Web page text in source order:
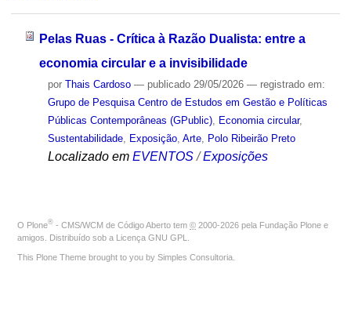
Pelas Ruas - Crítica à Razão Dualista: entre a
economia circular e a invisibilidade
por Thais Cardoso — publicado29/05/2026 — registrado em:
Grupo de Pesquisa Centro de Estudos em Gestão e Políticas
Públicas Contemporâneas (GPublic), Economia circular,
Sustentabilidade, Exposição, Arte, Polo Ribeirão Preto
Localizado em EVENTOS /Exposições
O Plone® - CMS/WCM de Código Aberto tem © 2000-2026 pela Fundação Plone e
amigos. Distribuído sob a Licença GNU GPL
This Plone Theme brought to you by Simples Consultoria